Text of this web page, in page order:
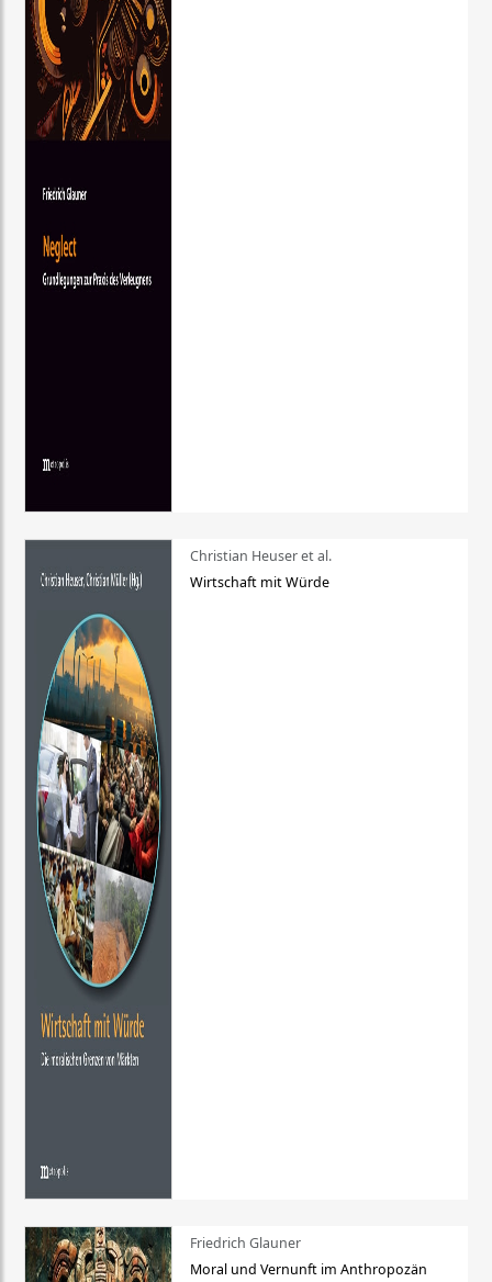
Christian Heuser et al.
Wirtschaft mit Würde
Friedrich Glauner
Moral und Vernunft im Anthropozän